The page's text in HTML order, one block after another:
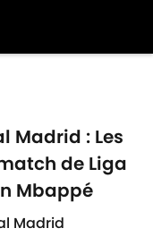
Madrid : Les
de Liga
Mbappé
Madrid